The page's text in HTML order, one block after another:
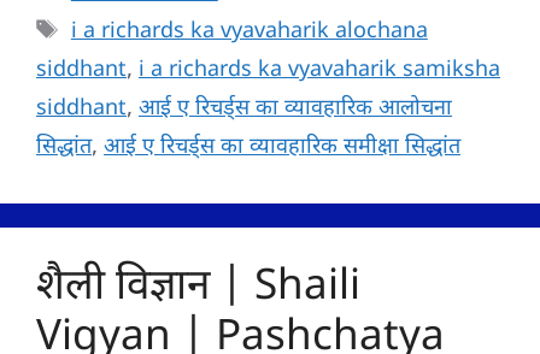
Tags
i a richards ka vyavaharik alochana
siddhant, i a richards ka vyavaharik samiksha
siddhant, आई ए रिचर्ड्स का व्यावहारिक आलोचना
सिद्धांत, आई ए रिचर्ड्स का व्यावहारिक समीक्षा सिद्धांत
शैली विज्ञान | Shaili
Vigyan | Pashchatya